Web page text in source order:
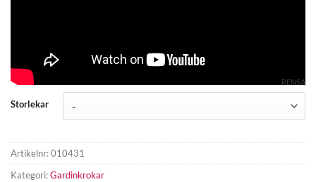
Storlekar
RENSA
Artikelnr:010431
Kategori:Gardinkrokar